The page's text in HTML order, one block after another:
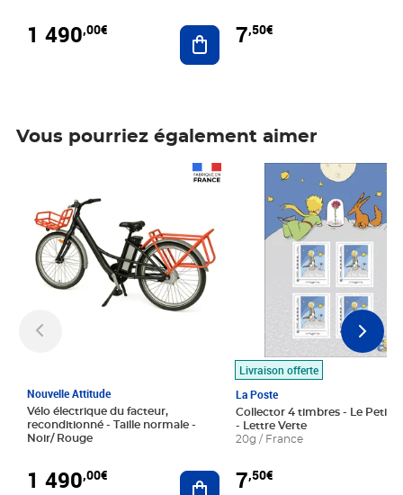
1 490,00€ Ajouter au panier
7,50€
Vous pourriez également aimer
Nouvelle Attitude
Vélo électrique du facteur,
reconditionné - Taille normale -
Noir/ Rouge
1 490,00€ Ajouter au panier
Livraison offerte
La Poste
Collector 4 timbres - Le Petit
- Lettre Verte
20g / France
7,50€
Prix 7,50€